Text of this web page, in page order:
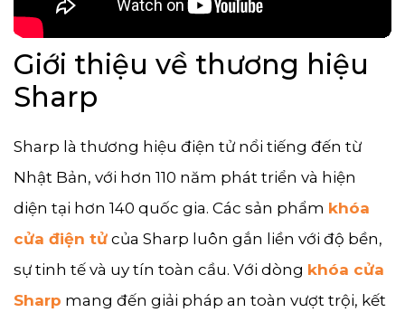
Giới thiệu về thương hiệu
Sharp
Sharp là thương hiệu điện tử nổi tiếng đến từ
Nhật Bản, với hơn 110 năm phát triển và hiện
diện tại hơn 140 quốc gia. Các sản phẩm khóa
cửa điện tử của Sharp luôn gắn liền với độ bền,
sự tinh tế và uy tín toàn cầu. Với dòng khóa cửa
Sharp mang đến giải pháp an toàn vượt trội, kết